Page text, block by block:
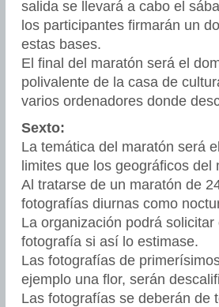
salida se llevará a cabo el
los participantes firmarán un
estas bases.
El final del maratón será el
polivalente de la casa de
varios ordenadores donde
Sexto:
La temática del maratón será
limites que los geográficos del
Al tratarse de un maratón de
fotografías diurnas como
La organización podrá
fotografía si así lo estimase.
Las fotografías de
ejemplo una flor, serán
Las fotografías se deberán de